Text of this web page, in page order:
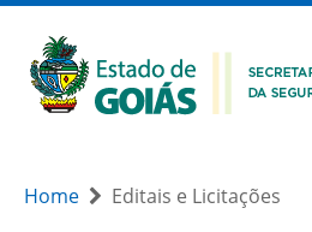
Home Editais e Licitações